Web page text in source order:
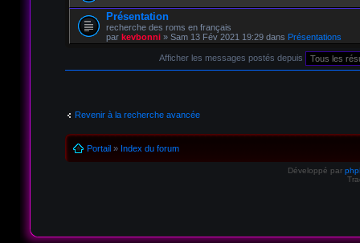
Présentation
recherche des roms en français
par kevbonni» Sam 13 Fév 2021 19:29 dans Présentations
Afficher les messages postés depuis
Revenir à la recherche avancée
Portail» Index du forum
Développé par